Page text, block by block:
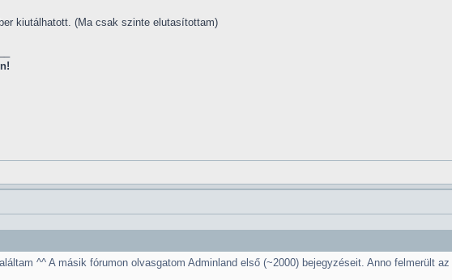
kiutálhatott. (Ma csak szinte elutasítottam)
^^ A másik fórumon olvasgatom Adminland első (~2000) bejegyzéseit. Anno felmerült